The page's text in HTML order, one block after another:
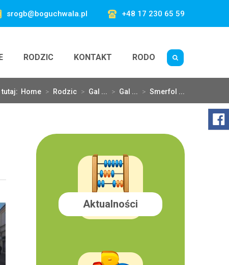
srogb@boguchwala.pl +48 17 230 65 59
RODZIC KONTAKT RODO
Home > Rodzic > Gal ... > Gal ... > Smerfol ...
Aktualności